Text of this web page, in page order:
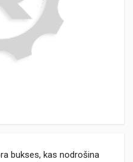
bukses, kas nodrošina